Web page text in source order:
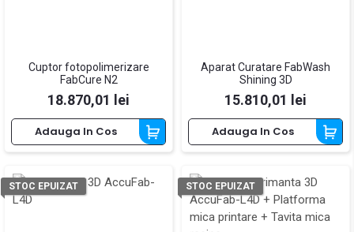
Cuptor fotopolimerizare
FabCure N2
Pret
18.870,01 lei
Adauga In Cos
Aparat Curatare FabWash
Shining 3D
Pret
15.810,01 lei
Adauga In Cos
STOC EPUIZAT STOC EPUIZAT